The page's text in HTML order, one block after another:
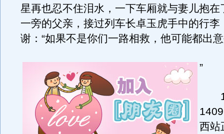
星再也忍不住泪水，一下车厢就与妻儿抱在
一旁的父亲，接过列车长卓玉虎手中的行李
谢：“如果不是你们一路相救，他可能都出
”
1
西站